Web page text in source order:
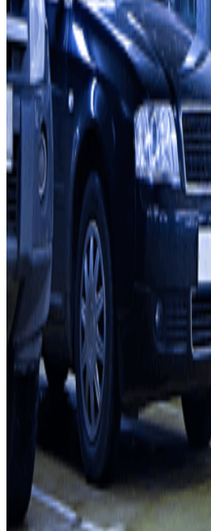
Sobre Parclick
Qui som
Com funciona?
Els nostres pàrquings
Col-laborem?
Professionals
Proveïdor de pàrquing
Afiliat
Contacte
Contacta'ns
FAQ
Pots utilitzar aquests mètodes
Condicions d'ús i contratació
Condicions de cancel-lació
Política de cookies
Gestiona les galetes
Política de privacitat
Whistleblowing
©2026 Parclick. All rights reserved